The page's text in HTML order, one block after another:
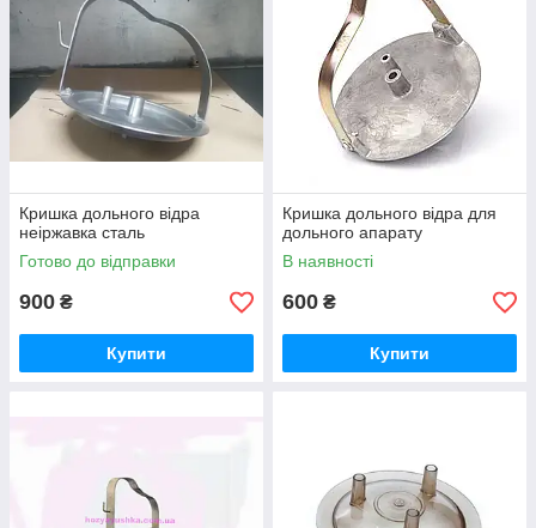
Кришка дольного відра
неіржавка сталь
Готово до відправки
900 ₴
Купити
Кришка дольного відра для
дольного апарату
В наявності
600 ₴
Купити